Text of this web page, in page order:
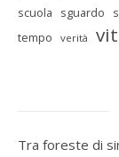
scuola sguardo
tempo verità
Tra foreste di